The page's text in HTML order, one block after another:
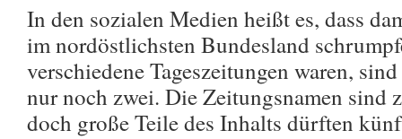
In den sozialen Medien heißt es, dass
im nordöstlichsten Bundesland
verschiedene Tageszeitungen waren,
nur noch zwei. Die Zeitungsnamen sind
doch große Teile des Inhalts dürften